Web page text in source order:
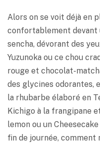
Alors on se voit déjà en
confortablement devant
sencha, dévorant des
Yuzunoka ou ce chou
rouge et chocolat-
des glycines odorantes,
la rhubarbe élaboré en
Kichigo à la frangipane
lemon ou un
fin de journée, comment